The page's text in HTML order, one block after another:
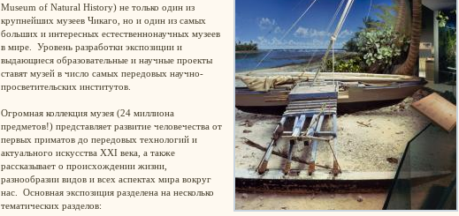
Museum of Natural History) не только один из
крупнейших музеев Чикаго, но и один из самых
больших и интересных естественнонаучных музеев
в мире. Уровень разработки экспозиции и
выдающиеся образовательные и научные проекты
ставят музей в число самых передовых научно-
просветительских институтов.
Огромная коллекция музея (24 миллиона
предметов!) представляет развитие человечества от
первых приматов до передовых технологий и
актуального искусства XXI века, а также
рассказывает о происхождении жизни,
разнообразии видов и всех аспектах мира вокруг
нас. Основная экспозиция разделена на несколько
тематических разделов: